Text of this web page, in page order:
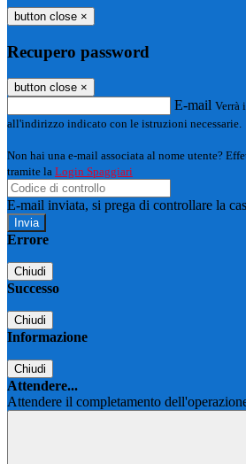
button close ×
Recupero password
button close ×
E-mail Verrà
all'indirizzo indicato con le istruzioni necessarie.
Non hai una e-mail associata al nome utente?
tramite la Login Spaggiari
E-mail inviata, si prega di controllare la
Errore
Chiudi
Successo
Chiudi
Informazione
Chiudi
Attendere...
Attendere il completamento